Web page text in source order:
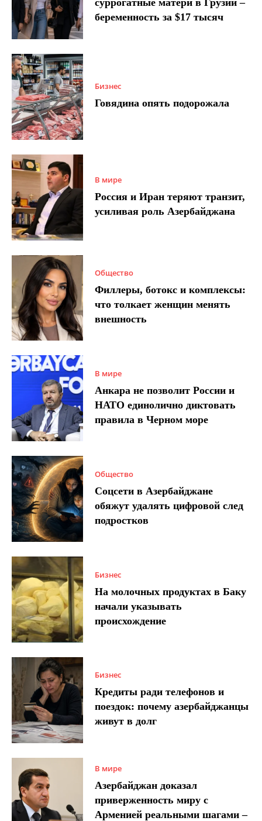
суррогатные матери в Грузии –
беременность за $17 тысяч
Бизнес
Говядина опять подорожала
В мире
Россия и Иран теряют транзит,
усиливая роль Азербайджана
Общество
Филлеры, ботокс и комплексы:
что толкает женщин менять
внешность
В мире
Анкара не позволит России и
НАТО единолично диктовать
правила в Черном море
Общество
Соцсети в Азербайджане
обяжут удалять цифровой след
подростков
Бизнес
На молочных продуктах в Баку
начали указывать
происхождение
Бизнес
Кредиты ради телефонов и
поездок: почему азербайджанцы
живут в долг
В мире
Азербайджан доказал
приверженность миру с
Арменией реальными шагами –